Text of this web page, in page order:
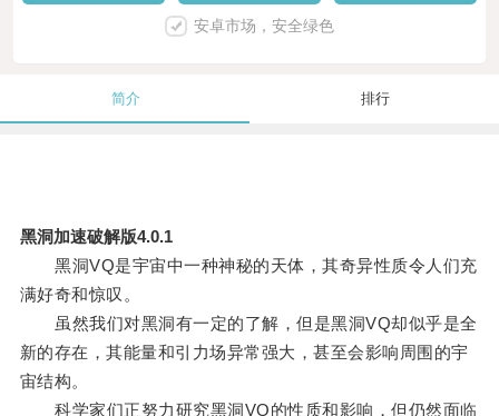
安卓市场，安全绿色
简介 排行
黑洞加速破解版4.0.1
黑洞VQ是宇宙中一种神秘的天体，其奇异性质令人们充
满好奇和惊叹。
虽然我们对黑洞有一定的了解，但是黑洞VQ却似乎是全
新的存在，其能量和引力场异常强大，甚至会影响周围的宇
宙结构。
科学家们正努力研究黑洞VQ的性质和影响，但仍然面临